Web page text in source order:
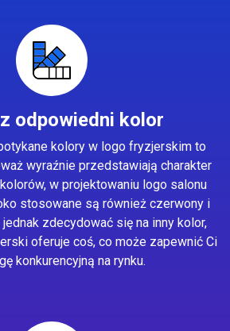
odpowiedni kolor
kolory w logo fryzjerskim to
wyraźnie przedstawiają charakter
w projektowaniu logo salonu
stosowane są również czerwony i
zdecydować się na inny kolor,
oferuje coś, co może zapewnić Ci
konkurencyjną na rynku.